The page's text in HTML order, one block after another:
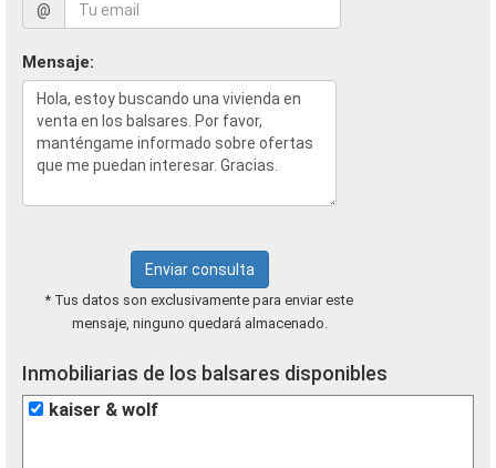
@
Mensaje:
Enviar consulta
* Tus datos son exclusivamente para enviar este
mensaje, ninguno quedará almacenado.
Inmobiliarias de los balsares disponibles
kaiser & wolf